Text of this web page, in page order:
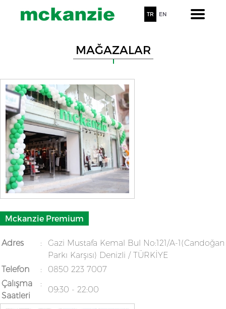
TR EN
MAĞAZALAR
Mckanzie Premium
Adres :
Gazi Mustafa Kemal Bul No:121/A-1(Candoğan
Parkı Karşısı) Denizli / TÜRKİYE
Telefon
:
0850 223 7007
Çalışma
Saatleri
:
09:30 - 22:00